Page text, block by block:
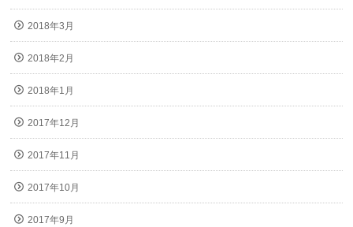
2018年3月
2018年2月
2018年1月
2017年12月
2017年11月
2017年10月
2017年9月